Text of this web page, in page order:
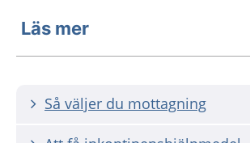
Läs mer
Så väljer du mottagning